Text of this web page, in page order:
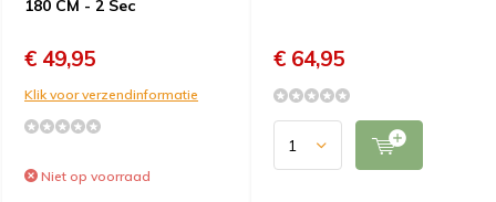
180 CM - 2 Sec
€ 49,95
Klik voor verzendinformatie
Niet op voorraad
€ 64,95